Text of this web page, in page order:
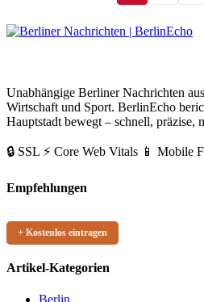
Unabhängige Berliner Nachrichten
Wirtschaft und Sport. BerlinEcho
Hauptstadt bewegt – schnell, präzise,
🔒 SSL ⚡ Core Web Vitals 📱 Mobile
Empfehlungen
+ Kostenlos eintragen
Artikel-Kategorien
Berlin